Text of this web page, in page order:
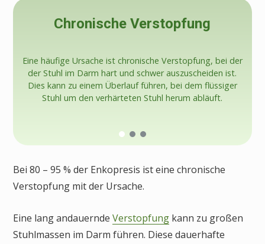
Chronische Verstopfung
Eine häufige Ursache ist chronische Verstopfung, bei der
der Stuhl im Darm hart und schwer auszuscheiden ist.
Dies kann zu einem Überlauf führen, bei dem flüssiger
Stuhl um den verhärteten Stuhl herum abläuft.
Bei 80 – 95 % der Enkopresis ist eine chronische
Verstopfung mit der Ursache.
Eine lang andauernde Verstopfung kann zu großen
Stuhlmassen im Darm führen. Diese dauerhafte